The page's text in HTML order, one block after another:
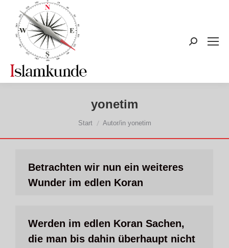
Search:
yonetim
Sie befinden sich hier:
Start Autor/in yonetim
Betrachten wir nun ein weiteres
Wunder im edlen Koran
Werden im edlen Koran Sachen,
die man bis dahin überhaupt nicht